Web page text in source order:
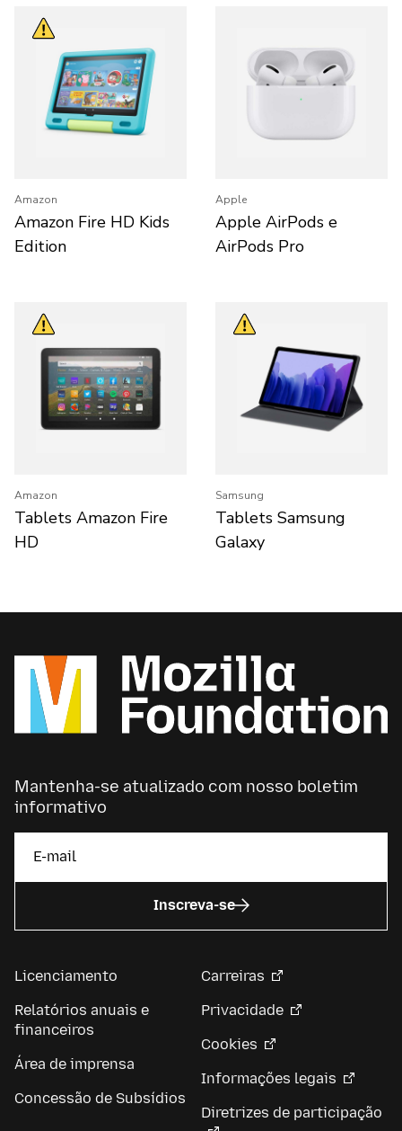
Amazon
Amazon Fire HD Kids
Edition
Apple
Apple AirPods e
AirPods Pro
Amazon
Tablets Amazon Fire
HD
Samsung
Tablets Samsung
Galaxy
Mantenha-se atualizado com nosso boletim
informativo
Inscreva-se
Licenciamento
Relatórios anuais e
financeiros
Área de imprensa
Concessão de Subsídios
Carreiras
Privacidade
Cookies
Informações legais
Diretrizes de participação